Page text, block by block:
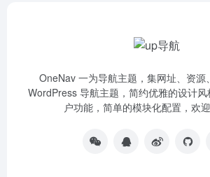
OneNav 一为导航主题，集网址、资源
WordPress 导航主题，简约优雅的设计
户功能，简单的模块化配置，欢